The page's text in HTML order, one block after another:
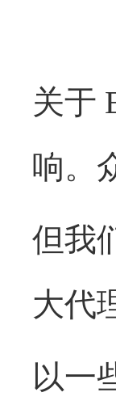
关于
响。
但我
大代
以一